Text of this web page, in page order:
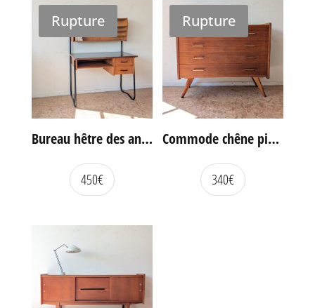
Rupture
Bureau hêtre des années 60
450€
Rupture
Commode chêne pieds compas vintage
340€